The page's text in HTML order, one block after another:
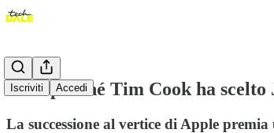
Iscriviti Accedi
Ecco perché Tim Cook ha scelto
La successione al vertice di Apple